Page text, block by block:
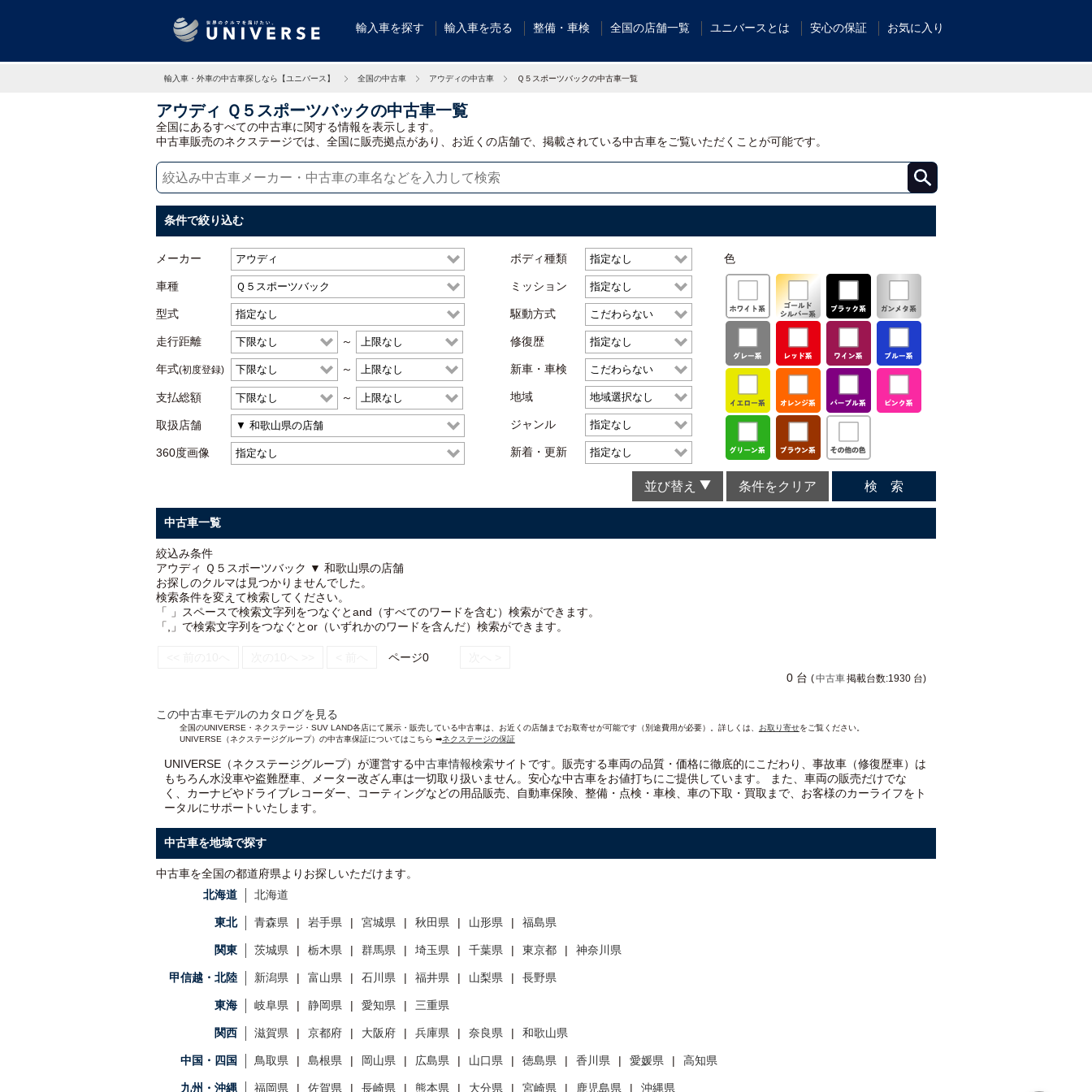
輸入車を探す 輸入車を売る 整備・車検 全国の店舗一覧 ユニバースとは 安心の保証 お気に入り
輸入車・外車の中古車探しなら【ユニバース】 全国の中古車 アウディの中古車 Ｑ５スポーツバックの中古車一覧
アウディ Ｑ５スポーツバックの中古車一覧
全国にあるすべての中古車に関する情報を表示します。
中古車販売のネクステージでは、全国に販売拠点があり、お近くの店舗で、掲載されている中古車をご覧いただくことが可能です。
条件で絞り込む
メーカー
車種
型式
走行距離 ～
年式(初度登録) ～
支払総額 ～
取扱店舗
360度画像
ボディ種類
ミッション
駆動方式
修復歴
新車・車検
地域
ジャンル
新着・更新
色
並び替え 条件をクリア 検 索
中古車一覧
絞込み条件
アウディ Ｑ５スポーツバック ▼ 和歌山県の店舗
お探しのクルマは見つかりませんでした。
検索条件を変えて検索してください。
「 」スペースで検索文字列をつなぐとand（すべてのワードを含む）検索ができます。
「,」で検索文字列をつなぐとor（いずれかのワードを含んだ）検索ができます。
ページ0
0 台 (中古車掲載台数:1930 台)
この中古車モデルのカタログを見る
全国のUNIVERSE・ネクステージ・SUV LAND各店にて展示・販売している中古車は、お近くの店舗までお取寄せが可能です（別途費用が必要）。詳しくは、 お取り寄せをご覧ください。
UNIVERSE（ネクステージグループ）の中古車保証についてはこちら ➡ネクステージの保証
UNIVERSE（ネクステージグループ）が運営する中古車情報検索サイトです。販売する車両の品質・価格に徹底的にこだわり、事故車（修復歴車）は
もちろん水没車や盗難歴車、メーター改ざん車は一切取り扱いません。安心な中古車をお値打ちに ご提供しています。 また、車両の販売だけでな
く、カーナビやドライブレコーダー、コーティングなどの用品販売、自動車保険、整備・点検・車検、車の下取・買取まで、お客様のカーライフをト
ータルにサポートいたします。
中古車を地域で探す
中古車を全国の都道府県よりお探しいただけます。
北海道
北海道
東北 青森県 岩手県 宮城県 秋田県 山形県 福島県
関東 茨城県 栃木県 群馬県 埼玉県 千葉県 東京都 神奈川県
甲信越・北陸 新潟県 富山県 石川県 福井県 山梨県 長野県
東海 岐阜県 静岡県 愛知県 三重県
関西 滋賀県 京都府 大阪府 兵庫県 奈良県 和歌山県
中国・四国 鳥取県 島根県 岡山県 広島県 山口県 徳島県 香川県 愛媛県 高知県
九州・沖縄 福岡県 佐賀県 長崎県 熊本県 大分県 宮崎県 鹿児島県 沖縄県